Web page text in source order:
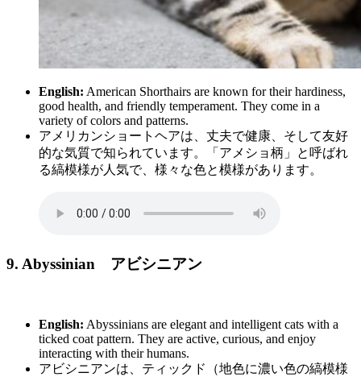
English: American Shorthairs are known for their hardiness,
good health, and friendly temperament. They come in a
variety of colors and patterns.
アメリカンショートヘアは、丈夫で健康、そして友好
的な気質で知られています。「アメショ柄」と呼ばれ
る縞模様が人気で、様々な色と模様があります。
9. Abyssinian アビシニアン
English: Abyssinians are elegant and intelligent cats with a
ticked coat pattern. They are active, curious, and enjoy
interacting with their humans.
アビシニアンは、ティックド（地色に濃い色の縞模様